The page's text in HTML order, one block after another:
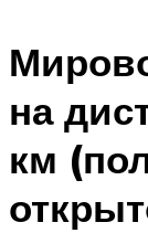
на
км